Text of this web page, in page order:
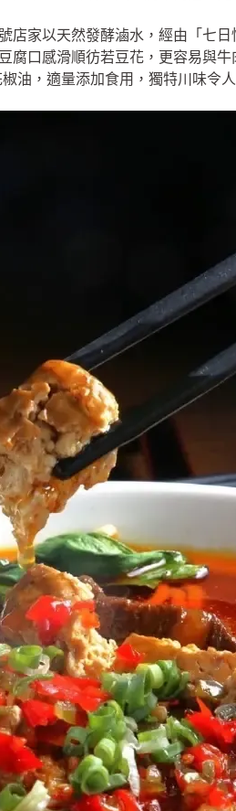
店家以天然發酵滷水，經由「七
腐口感滑順彷若豆花，更容易與
油，適量添加食用，獨特川味令